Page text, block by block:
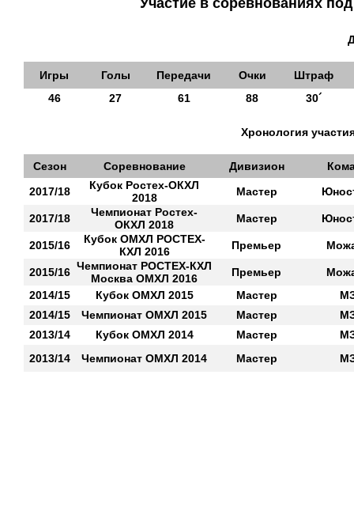
Участие в соревнованиях
Игры Голы Передачи Очки
Штраф
46
27 61 88 30´
Хронология
Сезон Соревнование Дивизион
2017/18
Кубок Ростех-ОКХЛ
2018
Мастер
2017/18
Чемпионат Ростех-
ОКХЛ 2018
Мастер
2015/16
Кубок ОМХЛ РОСТЕХ-
КХЛ 2016
Премьер
2015/16 Чемпионат РОСТЕХ-КХЛ
Москва ОМХЛ 2016
Премьер
2014/15
Кубок ОМХЛ 2015 Мастер
2014/15
Чемпионат ОМХЛ 2015 Мастер
2013/14
Кубок ОМХЛ 2014 Мастер
2013/14
Чемпионат ОМХЛ 2014 Мастер